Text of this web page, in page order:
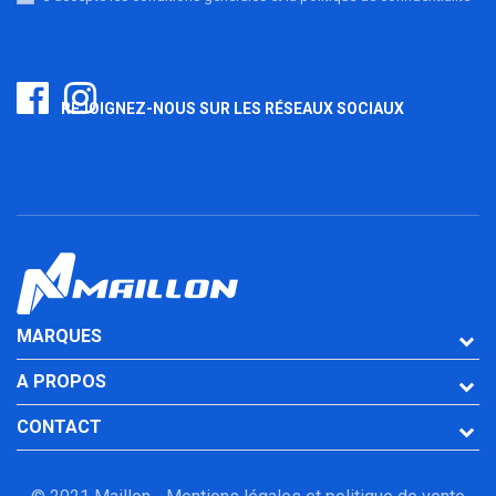
REJOIGNEZ-NOUS SUR LES RÉSEAUX SOCIAUX
MARQUES
A PROPOS
CONTACT